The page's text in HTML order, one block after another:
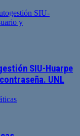
SIU-Huarpe
UNL